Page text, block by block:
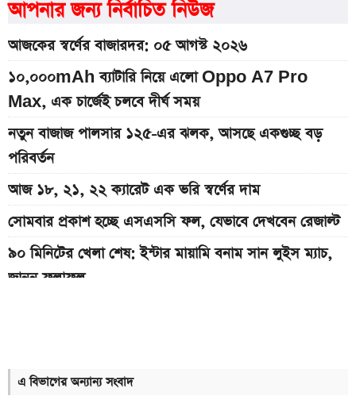
আপনার জন্য নির্বাচিত নিউজ
আজকের স্বর্ণের বাজারদর: ০৫ আগস্ট ২০২৬
১০,০০০mAh ব্যাটারি নিয়ে এলো Oppo A7 Pro
Max, এক চার্জেই চলবে দীর্ঘ সময়
নতুন বাজাজ পালসার ১২৫-এর ঝলক, আসছে একগুচ্ছ বড়
পরিবর্তন
আজ ১৮, ২১, ২২ ক্যারেট এক ভরি স্বর্ণের দাম
সোমবার প্রকাশ হচ্ছে এসএসসি ফল, যেভাবে দেখবেন রেজাল্ট
৯০ মিনিটের খেলা শেষ: ইন্টার মায়ামি বনাম সান লুইস ম্যাচ,
জানুন ফলাফল
অন্ধকারে জ্বলে উঠবে ফোনের পেছন, REDMI K100 Pro
আসছে নতুন চমক নিয়ে
এ বিভাগের অন্যান্য সংবাদ